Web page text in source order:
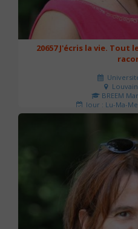
20657 J'écris la vie. Tout
BREEM
Jour : Lu-Ma-
Nombre